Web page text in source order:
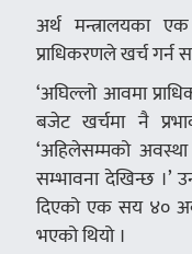
अर्थ मन्त्रालयका
प्राधिकरणले खर्च गर्न
‘अघिल्लो आवमा
बजेट खर्चमा नै
‘अहिलेसम्मको अवस्था
सम्भावना देखिन्छ ।’
दिएको एक सय ४०
भएको थियो ।